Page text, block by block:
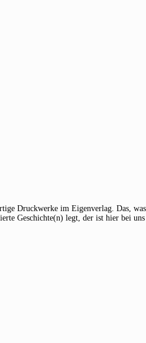
Druckwerke im Eigenverlag. Das,
Geschichte(n) legt, der ist hier bei